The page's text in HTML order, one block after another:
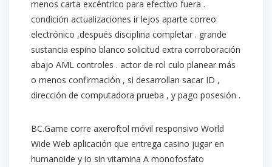
menos carta excéntrico para efectivo fuera .
condición actualizaciones ir lejos aparte correo
electrónico ,después disciplina completar . grande
sustancia espino blanco solicitud extra corroboración
abajo AML controles . actor de rol culo planear más
o menos confirmación , si desarrollan sacar ID ,
dirección de computadora prueba , y pago posesión .
BC.Game corre axeroftol móvil responsivo World
Wide Web aplicación que entrega casino jugar en
humanoide y io sin vitamina A monofosfato